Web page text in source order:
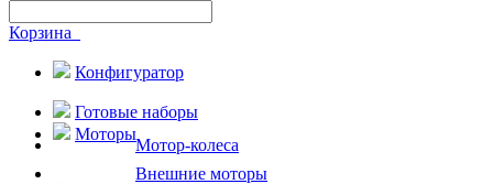
Корзина
Конфигуратор
Готовые наборы
Моторы
Мотор-колеса
Внешние моторы